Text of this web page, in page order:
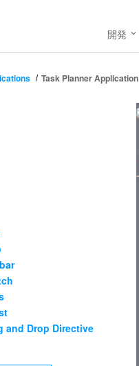
開発
Task Planner Application
and Drop Directive